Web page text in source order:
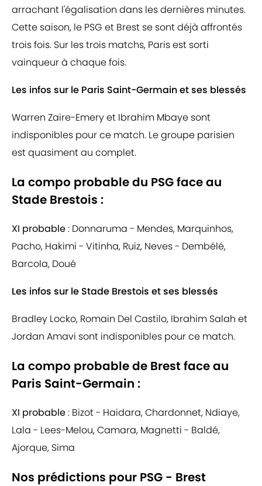
arrachant l'égalisation dans les dernières minutes.
Cette saison, le PSG et Brest se sont déjà affrontés
trois fois. Sur les trois matchs, Paris est sorti
vainqueur à chaque fois.
Les infos sur le Paris Saint-Germain et ses blessés
Warren Zaire-Emery et Ibrahim Mbaye sont
indisponibles pour ce match. Le groupe parisien
est quasiment au complet.
La compo probable du PSG face au
Stade Brestois :
XI probable: Donnaruma - Mendes, Marquinhos,
Pacho, Hakimi - Vitinha, Ruiz, Neves - Dembélé,
Barcola, Doué
Les infos sur le Stade Brestois et ses blessés
Bradley Locko, Romain Del Castilo, Ibrahim Salah et
Jordan Amavi sont indisponibles pour ce match.
La compo probable de Brest face au
Paris Saint-Germain :
XI probable: Bizot - Haidara, Chardonnet, Ndiaye,
Lala - Lees-Melou, Camara, Magnetti - Baldé,
Ajorque, Sima
Nos prédictions pour PSG - Brest